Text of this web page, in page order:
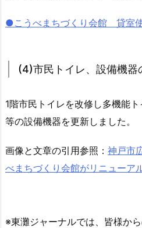
●こうべまちづくり会館 貸室
(4)市民トイレ、設備機器
1階市民トイレを改修し多機能
等の設備機器を更新しました。
画像と文章の引用参照： 神戸市
べまちづくり会館がリニューア
※東灘ジャーナルでは、皆様か